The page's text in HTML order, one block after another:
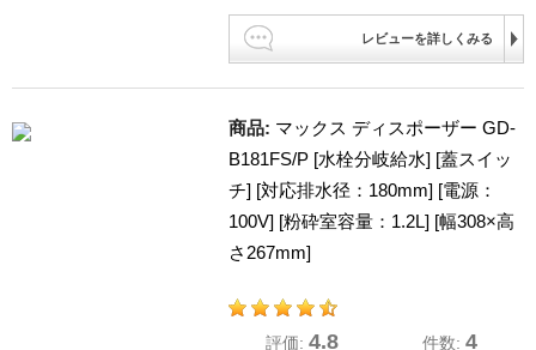
レビューを詳しくみる
商品: マックス ディスポーザー GD-
B181FS/P [水栓分岐給水] [蓋スイッ
チ] [対応排水径：180mm] [電源：
100V] [粉砕室容量：1.2L] [幅308×高
さ267mm]
評価:4.8 件数:4